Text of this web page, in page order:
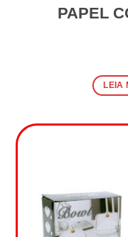
PAPEL
LEIA